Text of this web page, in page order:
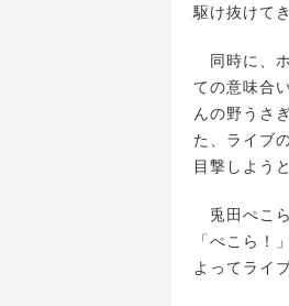
駆け抜けて
同時に、
ての意味合
んの野うさ
た、ライブ
目撃しよう
兎田ぺこ
「ぺこら！
よってライ